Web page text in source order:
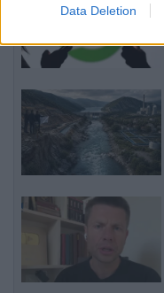
Data Deletion